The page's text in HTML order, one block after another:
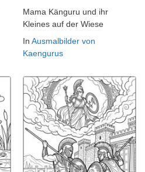
Mama Känguru und ihr
Kleines auf der Wiese
In Ausmalbilder von
Kaengurus